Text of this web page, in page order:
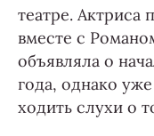
театре. Актриса
вместе с
объявляла о
года, однако
ходить слухи о